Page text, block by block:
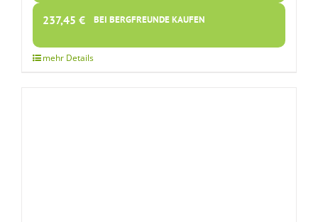
237,45 € BEI BERGFREUNDE KAUFEN